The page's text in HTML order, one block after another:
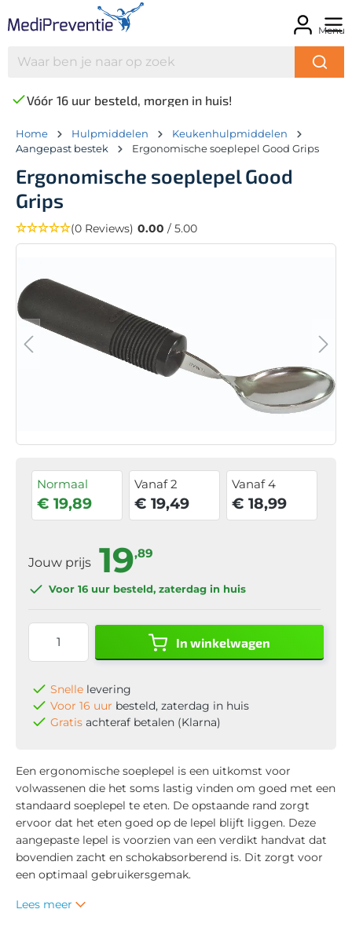
Menu
Vóór 16 uur besteld, morgen in huis!
Home Hulpmiddelen
Keukenhulpmiddelen
Aangepast bestek
Ergonomische soeplepel Good Grips
Ergonomische soeplepel Good
Grips
(0 Reviews) 0.00 / 5.00
Normaal
€ 19,89
Vanaf 2
€ 19,49
Vanaf 4
€ 18,99
Jouw prijs 19,89
Voor 16 uur besteld, zaterdag in huis
In winkelwagen
Snelle levering
Voor 16 uur besteld, zaterdag in huis
Gratis achteraf betalen (Klarna)
Een ergonomische soeplepel is een uitkomst voor
volwassenen die het soms lastig vinden om goed met een
standaard soeplepel te eten. De opstaande rand zorgt
ervoor dat het eten goed op de lepel blijft liggen. Deze
aangepaste lepel is voorzien van een verdikt handvat dat
bovendien zacht en schokabsorberend is. Dit zorgt voor
een optimaal gebruikersgemak.
Lees meer